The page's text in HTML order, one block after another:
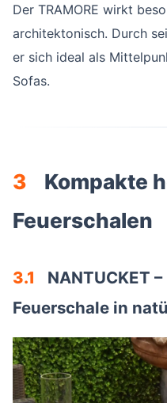
Der TRAMORE wirkt
architektonisch. Durch
er sich ideal als
Sofas.
3
Kompakte
Feuerschalen
3.1
NANTUCKET
Feuerschale in